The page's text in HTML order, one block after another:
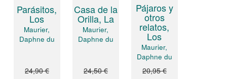
Parásitos,
Los
Maurier,
Daphne du
24,90 €
Casa de la
Orilla, La
Maurier,
Daphne du
24,50 €
Pájaros y
otros
relatos,
Los
Maurier,
Daphne du
20,95 €